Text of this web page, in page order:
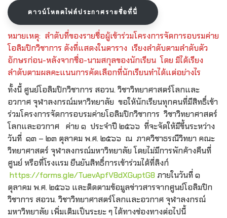
ดาวน์โหลดไฟล์ประกาศรายชื่อที่นี่
หมายเหตุ: ลำดับที่ของรายชื่อผู้เข้าร่วมโครงการจัดการอบรมค่าย
โอลิมปิกวิชาการ ดังที่แสดงในตาราง เรียงลำดับตามลำดับตัว
อักษรก่อน-หลังจากชื่อ-นามสกุลของนักเรียน โดย มิได้เรียง
ลำดับตามผลคะแนนการคัดเลือกที่นักเรียนทำได้แต่อย่างไร
ทั้งนี้ ศูนย์โอลิมปิกวิชาการ สอวน. วิชาวิทยาศาสตร์โลกและ
อวกาศ จุฬาลงกรณ์มหาวิทยาลัย ขอให้นักเรียนทุกคนที่มีสิทธิ์เข้า
ร่วมโครงการจัดการอบรมค่ายโอลิมปิกวิชาการ วิชาวิทยาศาสตร์
โลกและอวกาศ ค่าย ๑ ประจำปี ๒๕๖๖ ที่จะจัดให้มีขึ้นระหว่าง
วันที่ ๑๓ – ๒๓ ตุลาคม พ.ศ. ๒๕๖๖ ณ ภาควิชาธรณีวิทยา คณะ
วิทยาศาสตร์ จุฬาลงกรณ์มหาวิทยาลัยโดยไม่มีการพักค้างคืนที่
ศูนย์ หรือที่โรงแรม ยืนยันสิทธิ์การเข้าร่วมได้ที่ลิงก์
https://forms.gle/TuevApfV8dXGuptG8ภายในวันที่ ๑
ตุลาคม พ.ศ. ๒๕๖๖ และติดตามข้อมูลข่าวสารจากศูนย์โอลิมปิก
วิชาการ สอวน. วิชาวิทยาศาสตร์โลกและอวกาศ จุฬาลงกรณ์
มหาวิทยาลัย เพิ่มเติมเป็นระยะ ๆ ได้ทางช่องทางต่อไปนี้